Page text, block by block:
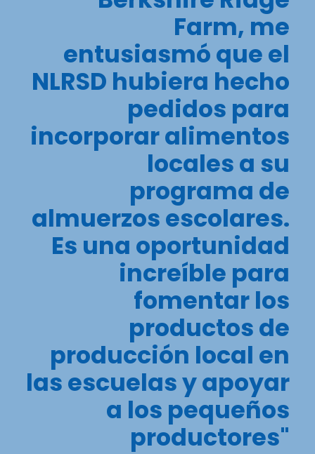
Farm, me
entusiasmó que el
NLRSD hubiera hecho
pedidos para
incorporar alimentos
locales a su
programa de
almuerzos escolares.
Es una oportunidad
increíble para
fomentar los
productos de
producción local en
las escuelas y apoyar
a los pequeños
productores"